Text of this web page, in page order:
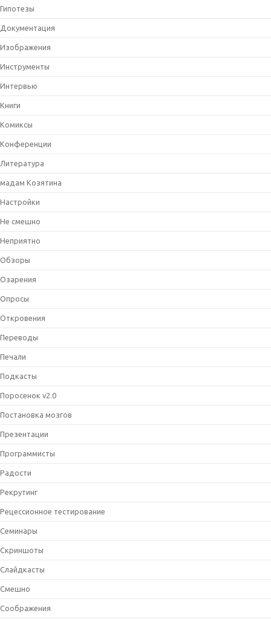
Гипотезы
Документация
Изображения
Инструменты
Интервью
Книги
Комиксы
Конференции
Литература
мадам Козятина
Настройки
Не смешно
Неприятно
Обзоры
Озарения
Опросы
Откровения
Переводы
Печали
Подкасты
Поросенок v2.0
Постановка мозгов
Презентации
Программисты
Радости
Рекрутинг
Рецессионное тестирование
Семинары
Скриншоты
Слайдкасты
Смешно
Соображения